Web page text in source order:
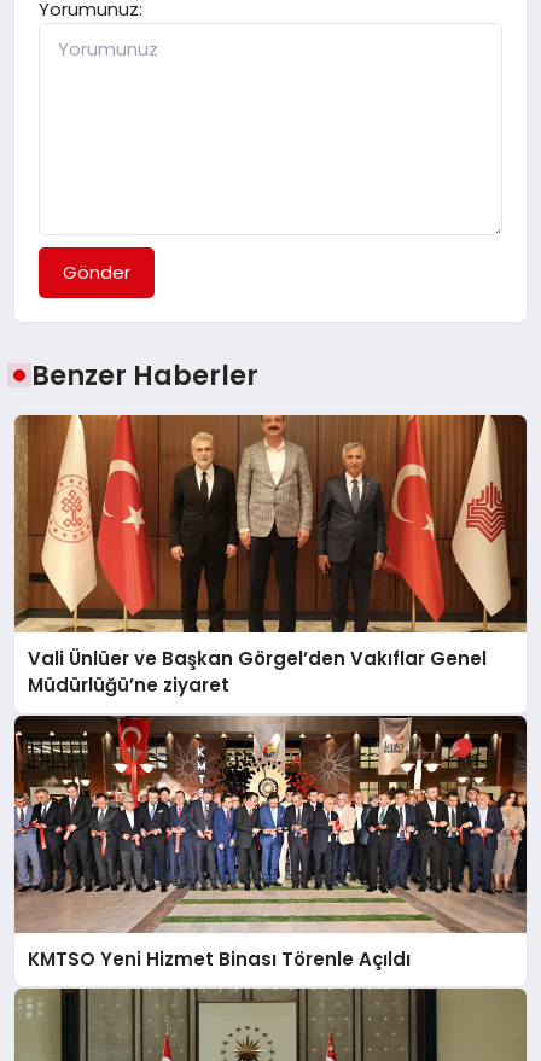
Yorumunuz:
Gönder
Benzer Haberler
Vali Ünlüer ve Başkan Görgel’den Vakıflar Genel
Müdürlüğü’ne ziyaret
KMTSO Yeni Hizmet Binası Törenle Açıldı